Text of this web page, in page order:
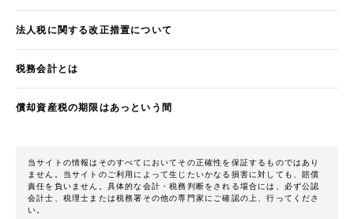
法人税に関する改正措置について
税務会計とは
償却資産税の期限はあっという間
当サイトの情報はそのすべてにおいてその正確性を保証するものではあり
ません。当サイトのご利用によって生じたいかなる損害に対しても、賠償
責任を負いません。具体的な会計・税務判断をされる場合には、必ず公認
会計士、税理士または税務署その他の専門家にご確認の上、行ってくださ
い。